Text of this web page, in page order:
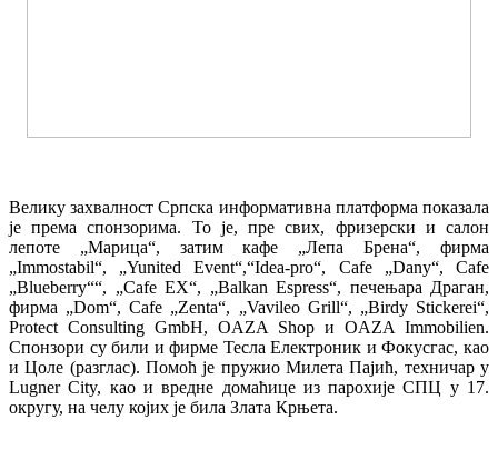
Велику захвалност Српска информативна платформа показала
је према спонзорима. То је, пре свих, фризерски и салон
лепоте „Марица“, затим кафе „Лепа Брена“, фирма
„Immostabil“, „Yunited Event“,“Idea-pro“, Cafe „Dany“, Cafe
„Blueberry““, „Cafe EX“, „Balkan Espress“, печењара Драган,
фирма „Dom“, Cafe „Zenta“, „Vavileo Grill“, „Birdy Stickerei“,
Protect Consulting GmbH, OAZA Shop и OAZA Immobilien.
Спонзори су били и фирме Тесла Електроник и Фокусгас, као
и Цоле (разглас). Помоћ је пружио Милета Пајић, техничар у
Lugner City, као и вредне домаћице из парохије СПЦ у 17.
округу, на челу којих је била Злата Крњета.